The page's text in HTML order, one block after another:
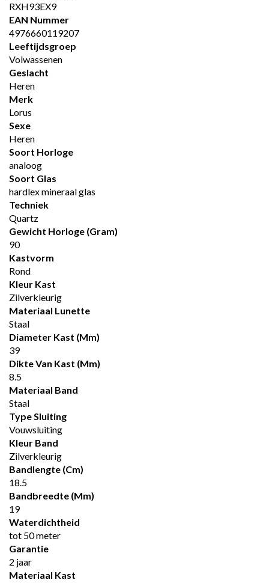
RXH93EX9
EAN Nummer
4976660119207
Leeftijdsgroep
Volwassenen
Geslacht
Heren
Merk
Lorus
Sexe
Heren
Soort Horloge
analoog
Soort Glas
hardlex mineraal glas
Techniek
Quartz
Gewicht Horloge (gram)
90
Kastvorm
Rond
Kleur Kast
Zilverkleurig
Materiaal Lunette
Staal
Diameter Kast (mm)
39
Dikte Van Kast (mm)
8.5
Materiaal Band
Staal
Type Sluiting
Vouwsluiting
Kleur Band
Zilverkleurig
Bandlengte (cm)
18.5
Bandbreedte (mm)
19
Waterdichtheid
tot 50 meter
Garantie
2 jaar
Materiaal Kast